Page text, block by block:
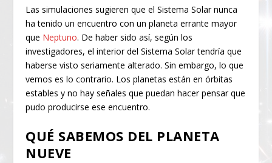
Las simulaciones sugieren que el Sistema Solar nunca
ha tenido un encuentro con un planeta errante mayor
que Neptuno. De haber sido así, según los
investigadores, el interior del Sistema Solar tendría que
haberse visto seriamente alterado. Sin embargo, lo que
vemos es lo contrario. Los planetas están en órbitas
estables y no hay señales que puedan hacer pensar que
pudo producirse ese encuentro.
QUÉ SABEMOS DEL PLANETA
NUEVE